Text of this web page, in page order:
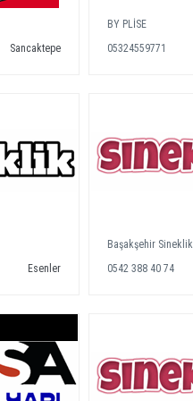
Sancaktepe
BY PLİSE
05324559771
Esenler
Başakşehir Sineklik
0542 388 40 74